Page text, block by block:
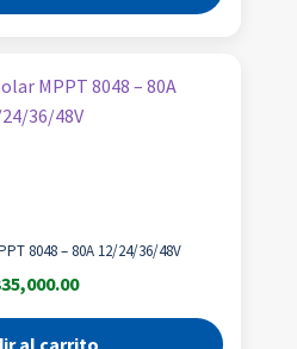
8048 – 80A 12/24/36/48V
al carrito